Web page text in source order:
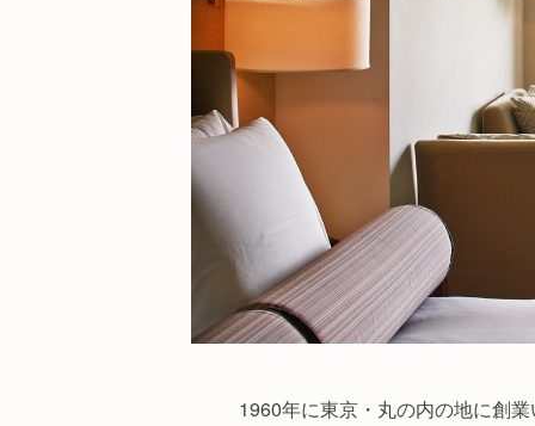
1960年に東京・丸の内の地に創